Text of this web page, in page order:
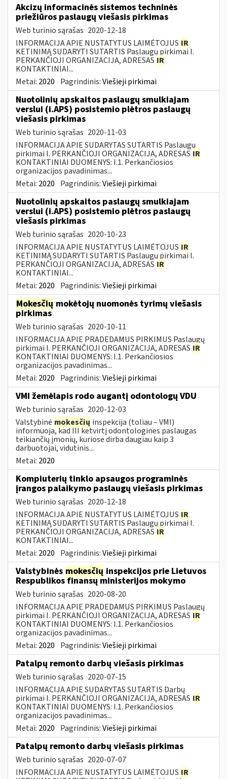
Akcizų informacinės sistemos techninės
priežiūros paslaugų viešasis pirkimas
Web turinio sąrašas 2020-12-18
INFORMACIJA APIE NUSTATYTUS LAIMĖTOJUS IR
KETINIMĄ SUDARYTI SUTARTIS Paslaugų pirkimai I.
PERKANČIOJI ORGANIZACIJA, ADRESAS IR
KONTAKTINIAI...
Metai: 2020 Pagrindinis:Viešieji pirkimai
Nuotolinių apskaitos paslaugų smulkiajam
verslui (i.APS) posistemio plėtros paslaugų
viešasis pirkimas
Web turinio sąrašas 2020-11-03
INFORMACIJA APIE SUDARYTAS SUTARTIS Paslaugų
pirkimai I. PERKANČIOJI ORGANIZACIJA, ADRESAS IR
KONTAKTINIAI DUOMENYS: I.1. Perkančiosios
organizacijos pavadinimas...
Metai: 2020 Pagrindinis:Viešieji pirkimai
Nuotolinių apskaitos paslaugų smulkiajam
verslui (i.APS) posistemio plėtros paslaugų
viešasis pirkimas
Web turinio sąrašas 2020-10-23
INFORMACIJA APIE NUSTATYTUS LAIMĖTOJUS IR
KETINIMĄ SUDARYTI SUTARTIS Paslaugų pirkimai I.
PERKANČIOJI ORGANIZACIJA, ADRESAS IR
KONTAKTINIAI...
Metai: 2020 Pagrindinis:Viešieji pirkimai
Mokesčių mokėtojų nuomonės tyrimų viešasis
pirkimas
Web turinio sąrašas 2020-10-11
INFORMACIJA APIE PRADEDAMUS PIRKIMUS Paslaugų
pirkimai I. PERKANČIOJI ORGANIZACIJA, ADRESAS IR
KONTAKTINIAI DUOMENYS: I.1. Perkančiosios
organizacijos pavadinimas...
Metai: 2020 Pagrindinis:Viešieji pirkimai
VMI žemėlapis rodo augantį odontologų VDU
Web turinio sąrašas 2020-12-03
Valstybinė mokesčių inspekcija (toliau – VMI)
informuoja, kad III ketvirtį odontologines paslaugas
teikiančių įmonių, kuriose dirba daugiau kaip 3
darbuotojai, vidutinis...
Metai: 2020
Kompiuterių tinklo apsaugos programinės
įrangos palaikymo paslaugų viešasis pirkimas
Web turinio sąrašas 2020-12-18
INFORMACIJA APIE NUSTATYTUS LAIMĖTOJUS IR
KETINIMĄ SUDARYTI SUTARTIS Paslaugų pirkimai I.
PERKANČIOJI ORGANIZACIJA, ADRESAS IR
KONTAKTINIAI...
Metai: 2020 Pagrindinis:Viešieji pirkimai
Valstybinės mokesčių inspekcijos prie Lietuvos
Respublikos finansų ministerijos mokymo
Web turinio sąrašas 2020-08-20
INFORMACIJA APIE PRADEDAMUS PIRKIMUS Paslaugų
pirkimai I. PERKANČIOJI ORGANIZACIJA, ADRESAS IR
KONTAKTINIAI DUOMENYS: I.1. Perkančiosios
organizacijos pavadinimas...
Metai: 2020 Pagrindinis:Viešieji pirkimai
Patalpų remonto darbų viešasis pirkimas
Web turinio sąrašas 2020-07-15
INFORMACIJA APIE SUDARYTAS SUTARTIS Darbų
pirkimai I. PERKANČIOJI ORGANIZACIJA, ADRESAS IR
KONTAKTINIAI DUOMENYS: I.1. Perkančiosios
organizacijos pavadinimas...
Metai: 2020 Pagrindinis:Viešieji pirkimai
Patalpų remonto darbų viešasis pirkimas
Web turinio sąrašas 2020-07-07
INFORMACIJA APIE NUSTATYTUS LAIMĖTOJUS IR